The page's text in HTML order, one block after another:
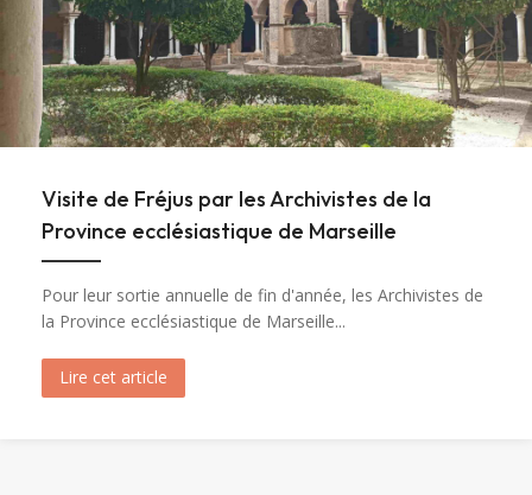
Visite de Fréjus par les Archivistes de la
Province ecclésiastique de Marseille
Pour leur sortie annuelle de fin d'année, les Archivistes de
la Province ecclésiastique de Marseille...
Lire cet article